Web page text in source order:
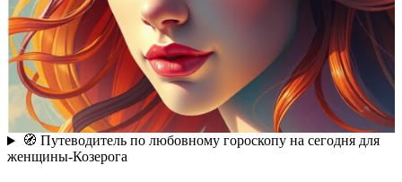
🧭 Путеводитель по любовному гороскопу на сегодня для
женщины-Козерога